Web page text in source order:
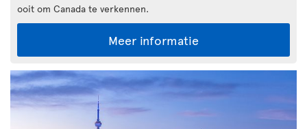
ooit om Canada te verkennen.
Meer informatie